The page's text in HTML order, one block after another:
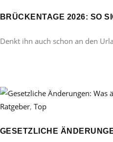
BRÜCKENTAGE 2026: SO
Denkt ihn auch schon an den
Ratgeber, Top
GESETZLICHE